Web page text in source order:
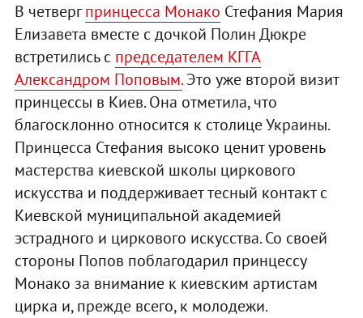
В четвергпринцесса Монако Стефания Мария
Елизавета вместе с дочкой Полин Дюкре
встретились с председателем КГГА
Александром Поповым.Это уже второй визит
принцессы в Киев. Она отметила, что
благосклонно относится к столице Украины.
Принцесса Стефания высоко ценит уровень
мастерства киевской школы циркового
искусства и поддерживает тесный контакт с
Киевской муниципальной академией
эстрадного и циркового искусства. Со своей
стороны Попов поблагодарил принцессу
Монако за внимание к киевским артистам
цирка и, прежде всего, к молодежи.